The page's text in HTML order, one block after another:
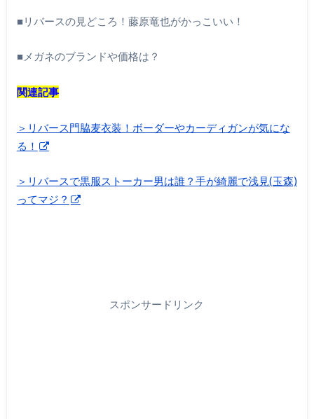
■リバースの見どころ！藤原竜也がかっこいい！
■メガネのブランドや価格は？
関連記事
＞リバース門脇麦衣装！ボーダーやカーディガンが気にな
る！
＞リバースで黒服ストーカー男は誰？手が綺麗で浅見(玉森)
ってマジ？
スポンサードリンク